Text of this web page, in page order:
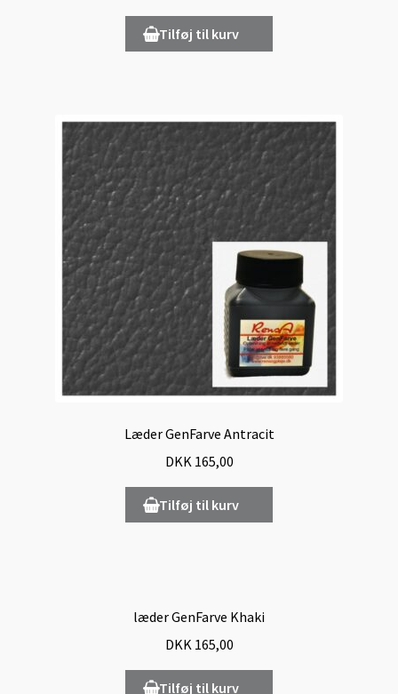
Tilføj til kurv
Læder GenFarve Antracit
DKK 165,00
Tilføj til kurv
læder GenFarve Khaki
DKK 165,00
Tilføj til kurv